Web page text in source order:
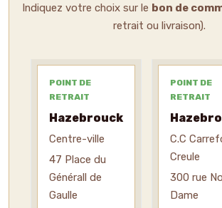
Indiquez votre choix sur le bon de
retrait ou livraison).
POINT DE
RETRAIT
Hazebrouck
Centre-ville
47 Place du
Générall de
Gaulle
POINT DE
RETRAIT
C.C
Creule
300 rue
Dame